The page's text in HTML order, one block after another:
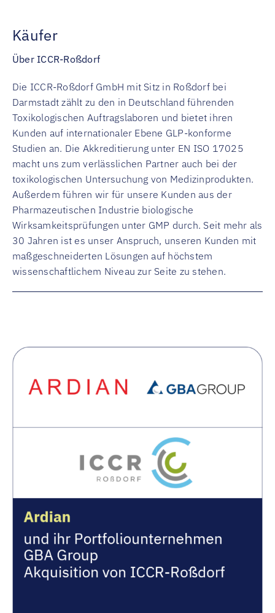
Käufer
Über ICCR-Roßdorf
Die ICCR-Roßdorf GmbH mit Sitz in Roßdorf bei
Darmstadt zählt zu den in Deutschland führenden
Toxikologischen Auftragslaboren und bietet ihren
Kunden auf internationaler Ebene GLP-konforme
Studien an. Die Akkreditierung unter EN ISO 17025
macht uns zum verlässlichen Partner auch bei der
toxikologischen Untersuchung von Medizinprodukten.
Außerdem führen wir für unsere Kunden aus der
Pharmazeutischen Industrie biologische
Wirksamkeitsprüfungen unter GMP durch. Seit mehr als
30 Jahren ist es unser Anspruch, unseren Kunden mit
maßgeschneiderten Lösungen auf höchstem
wissenschaftlichem Niveau zur Seite zu stehen.